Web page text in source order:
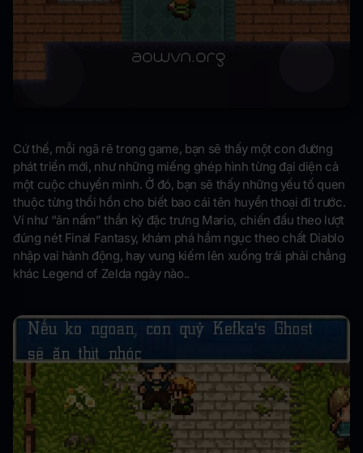
Cứ thế, mỗi ngã rẽ trong game, bạn sẽ thấy một con đường
phát triển mới, như những miếng ghép hình từng đại diện cả
một cuộc chuyển mình. Ở đó, bạn sẽ thấy những yếu tố quen
thuộc từng thổi hồn cho biết bao cái tên huyền thoại đi trước.
Ví như “ăn nấm” thần kỳ đặc trưng Mario, chiến đấu theo lượt
đúng nét Final Fantasy, khám phá hầm ngục theo chất Diablo
nhập vai hành động, hay vung kiếm lên xuống trái phải chẳng
khác Legend of Zelda ngày nào..